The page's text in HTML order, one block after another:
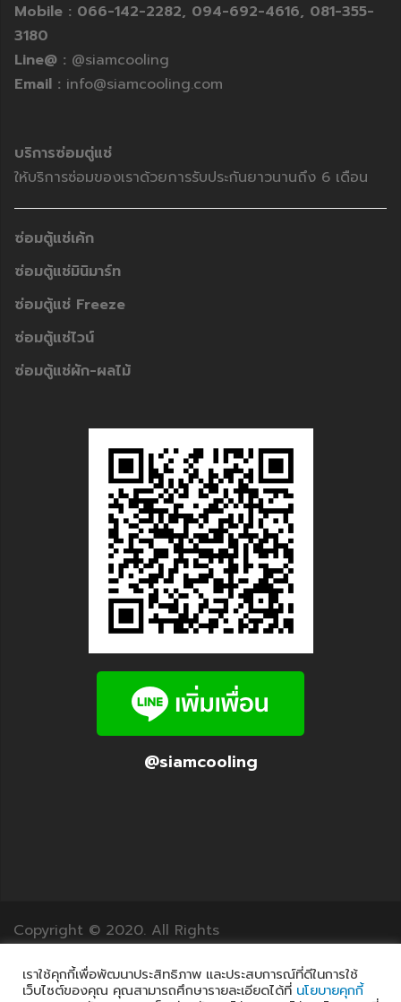
Mobile : 066-142-2282, 094-692-4616, 081-355-
3180
Line@ : @siamcooling
Email : info@siamcooling.com
บริการซ่อมตู่แช่
ให้บริการซ่อมของเราด้วยการรับประกันยาวนานถึง 6 เดือน
ซ่อมตู้แช่เค้ก
ซ่อมตู้แช่มินิมาร์ท
ซ่อมตู้แช่ Freeze
ซ่อมตู้แช่ไวน์
ซ่อมตู้แช่ผัก-ผลไม้
@siamcooling
Copyright © 2020. All Rights
Reserved.12Translation.com
เราใช้คุกกี้เพื่อพัฒนาประสิทธิภาพ และประสบการณ์ที่ดีในการใช้
เว็บไซต์ของคุณ คุณสามารถศึกษารายละเอียดได้ที่ นโยบายคุกกี้